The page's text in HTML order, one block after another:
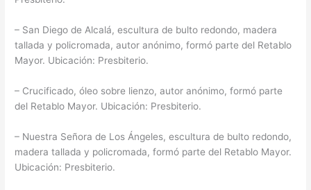
– San Diego de Alcalá, escultura de bulto redondo, madera
tallada y policromada, autor anónimo, formó parte del Retablo
Mayor. Ubicación: Presbiterio.
– Crucificado, óleo sobre lienzo, autor anónimo, formó parte
del Retablo Mayor. Ubicación: Presbiterio.
– Nuestra Señora de Los Ángeles, escultura de bulto redondo,
madera tallada y policromada, formó parte del Retablo Mayor.
Ubicación: Presbiterio.